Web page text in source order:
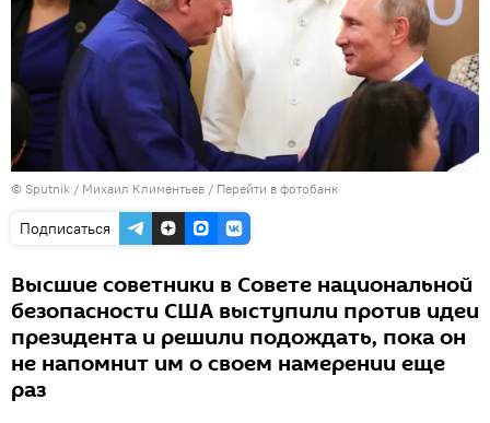
© Sputnik / Михаил Климентьев / Перейти в фотобанк
Подписаться
Высшие советники в Совете национальной
безопасности США выступили против идеи
президента и решили подождать, пока он
не напомнит им о своем намерении еще
раз